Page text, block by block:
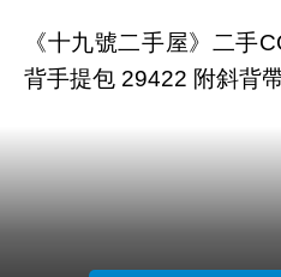
《十九號二手屋》二手
背手提包 29422 附斜背